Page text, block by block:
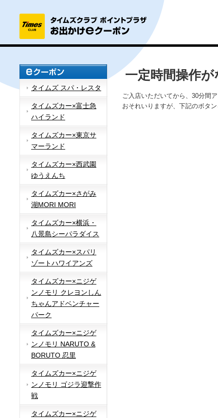
タイムズ スパ・レスタ
タイムズカー×富士急
ハイランド
タイムズカー×東京サ
マーランド
タイムズカー×西武園
ゆうえんち
タイムズカー×さがみ
湖MORI MORI
タイムズカー×横浜・
八景島シーパラダイス
タイムズカー×スパリ
ゾートハワイアンズ
タイムズカー×ニジゲ
ンノモリ クレヨンしん
ちゃんアドベンチャー
パーク
タイムズカー×ニジゲ
ンノモリ NARUTO &
BORUTO 忍里
タイムズカー×ニジゲ
ンノモリ ゴジラ迎撃作
戦
タイムズカー×ニジゲ
一定時間操作
ご入店いただいてから、30分間
おそれいりますが、下記のボタ